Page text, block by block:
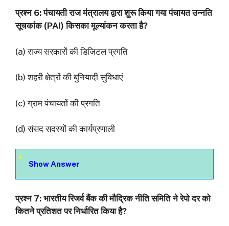
प्रश्‍न 6: पंचायती राज मंत्रालय द्वारा शुरू किया गया पंचायत उन्नति
सूचकांक (PAI) किसका मूल्यांकन करता है?
(a) राज्य सरकारों की डिजिटल प्रगति
(b) शहरी क्षेत्रों की बुनियादी सुविधाएं
(c) ग्राम पंचायतों की प्रगति
(d) संसद सदस्यों की कार्यप्रणाली
Show Answer
प्रश्‍न 7: भारतीय रिजर्व बैंक की मौद्रिक नीति समिति ने रेपो दर को
कितने प्रतिशत पर निर्धारित किया है?